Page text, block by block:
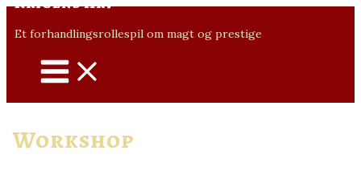
Gå
tilEt forhandlingsrollespil om magt og prestige
MAIN
Workshop